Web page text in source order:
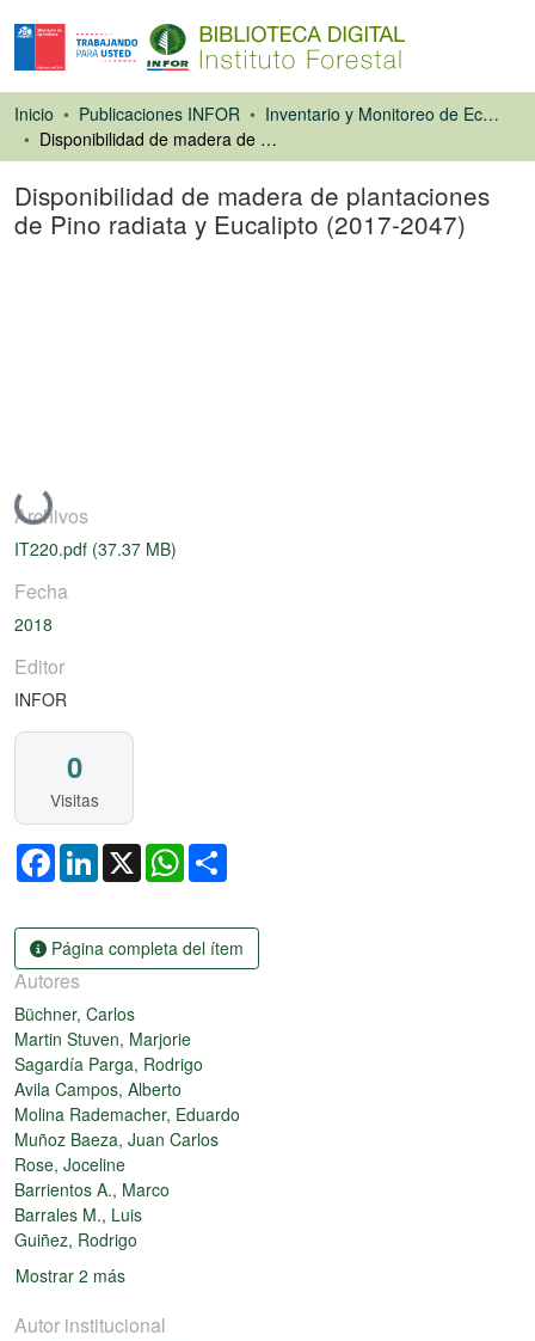
Inicio Publicaciones INFOR
Inventario y Monitoreo de Ecosistemas Forestales
Disponibilidad de madera de plantaciones de Pino radiata y Eucalipto (2017-2047)
Disponibilidad de madera de plantaciones
de Pino radiata y Eucalipto (2017-2047)
Cargando...
Archivos
IT220.pdf (37.37 MB)
Fecha
2018
Editor
INFOR
0
Visitas
FacebookLinkedIn
X WhatsApp
Página completa del ítem
Autores
Büchner, Carlos
Martin Stuven, Marjorie
Sagardía Parga, Rodrigo
Avila Campos, Alberto
Molina Rademacher, Eduardo
Muñoz Baeza, Juan Carlos
Rose, Joceline
Barrientos A., Marco
Barrales M., Luis
Guiñez, Rodrigo
Mostrar 2 más
Autor institucional